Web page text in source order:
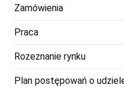
Zamówienia
Praca
Rozeznanie rynkurozwiń
menu
potomne
Plan postępowań o